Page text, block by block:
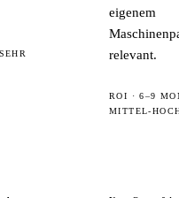
eigenem
relevant.
ROI · 6–9
MITTEL-